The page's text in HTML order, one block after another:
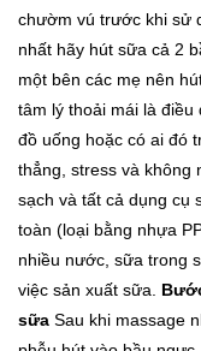
chườm vú trước khi sử
nhất hãy hút sữa cả 2
một bên các mẹ nên
tâm lý thoải mái là
đồ uống hoặc có ai đó
thẳng, stress và không
sạch và tất cả dụng cụ
toàn (loại bằng nhựa
nhiều nước, sữa trong
việc sản xuất sữa.
sữa Sau khi massage